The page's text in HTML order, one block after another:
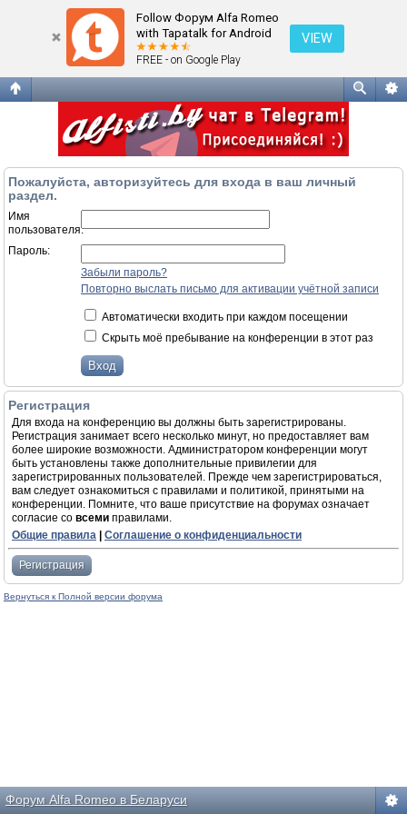
Follow Форум Alfa Romeo
with Tapatalk for Android
FREE - on Google Play
VIEW
Пожалуйста, авторизуйтесь для входа в ваш личный
раздел.
Имя
пользователя:
Пароль:
Забыли пароль?
Повторно выслать письмо для активации учётной записи
Автоматически входить при каждом посещении
Скрыть моё пребывание на конференции в этот раз
Регистрация
Для входа на конференцию вы должны быть зарегистрированы.
Регистрация занимает всего несколько минут, но предоставляет вам
более широкие возможности. Администратором конференции могут
быть установлены также дополнительные привилегии для
зарегистрированных пользователей. Прежде чем зарегистрироваться,
вам следует ознакомиться с правилами и политикой, принятыми на
конференции. Помните, что ваше присутствие на форумах означает
согласие со всеми правилами.
Общие правила
Соглашение о конфиденциальности
Регистрация
Вернуться к Полной версии форума
Форум Alfa Romeo в Беларуси